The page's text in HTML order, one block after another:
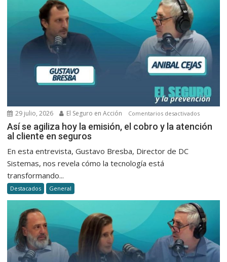
29 julio, 2026 El Seguro en Acción Comentarios desactivadosen
Así
cobro
y
la
atención
al
cliente
Así se agiliza hoy la emisión, el cobro y la atención
al cliente en seguros
En esta entrevista, Gustavo Bresba, Director de DC
Sistemas, nos revela cómo la tecnología está
transformando...
Destacados General